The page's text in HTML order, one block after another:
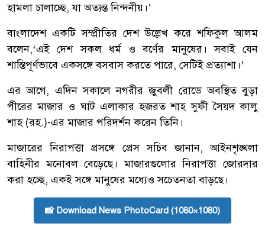
হামলা চালাচ্ছে, যা অত্যন্ত নিন্দনীয়।’
বাংলাদেশ একটি সম্প্রীতির দেশ উল্লেখ করে শফিকুল আলম
বলেন,‘এই দেশ সকল ধর্ম ও বর্ণের মানুষের। সবাই যেন
শান্তিপূর্ণভাবে একসঙ্গে বসবাস করতে পারে, সেটিই প্রত্যাশা।’
এর আগে, এদিন সকালে নগরীর জুবলী রোডে অবস্থিত বুড়া
পীরের মাজার ও ঘাট এলাকার হজরত শাহ সুফী সৈয়দ কালু
শাহ (রহ.)-এর মাজার পরিদর্শন করেন তিনি।
মাজারের নিরাপত্তা প্রসঙ্গে প্রেস সচিব জানান, আইনশৃঙ্খলা
বাহিনীর মনোবল বেড়েছে। মাজারগুলোর নিরাপত্তা জোরদার
করা হচ্ছে, একই সঙ্গে মানুষের মধ্যেও সচেতনতা বাড়ছে।
📸 Download News PhotoCard (1080×1080)